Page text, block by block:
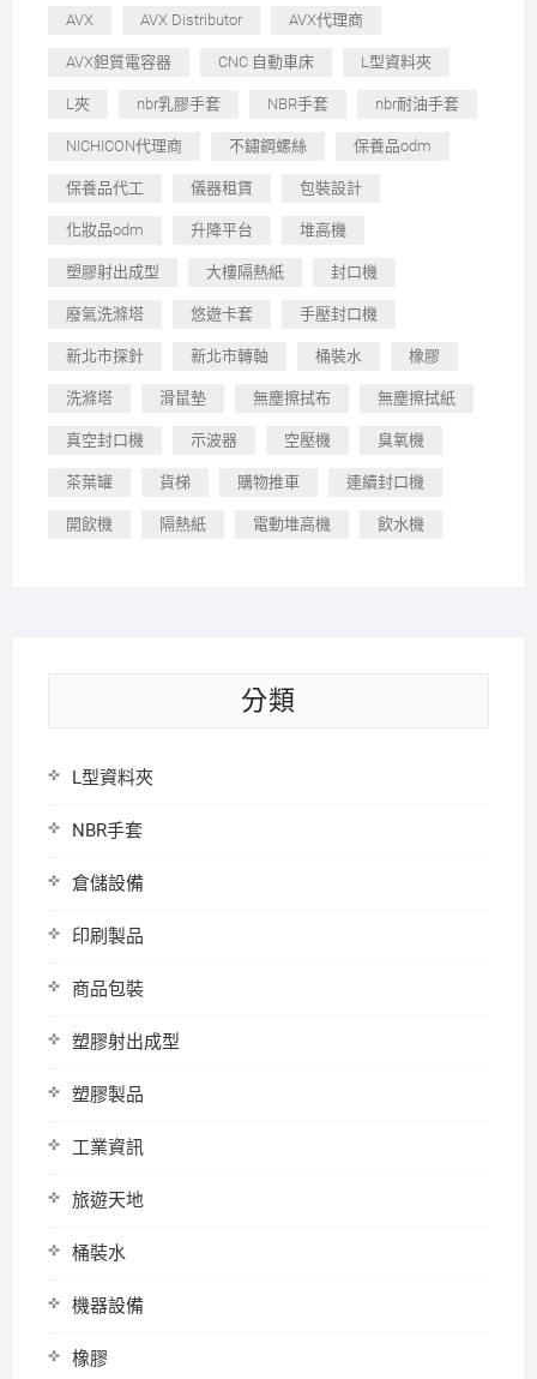
AVX AVX Distributor AVX代理商
AVX鉭質電容器 CNC 自動車床 L型資料夾
L夾 nbr乳膠手套 NBR手套 nbr耐油手套
NICHICON代理商 不鏽鋼螺絲 保養品odm
保養品代工 儀器租賃 包裝設計
化妝品odm 升降平台 堆高機
塑膠射出成型 大樓隔熱紙 封口機
廢氣洗滌塔 悠遊卡套 手壓封口機
新北市探針 新北市轉軸 桶裝水 橡膠
洗滌塔 滑鼠墊 無塵擦拭布 無塵擦拭紙
真空封口機 示波器 空壓機 臭氧機
茶葉罐 貨梯 購物推車 連續封口機
開飲機 隔熱紙 電動堆高機 飲水機
分類
L型資料夾
NBR手套
倉儲設備
印刷製品
商品包裝
塑膠射出成型
塑膠製品
工業資訊
旅遊天地
桶裝水
機器設備
橡膠